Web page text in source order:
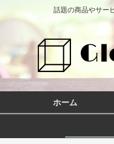
話題の商品やサー
ホーム